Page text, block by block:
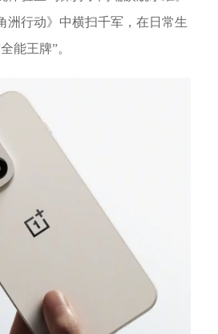
洲行动》中横扫千军，在日常生
能王牌”。